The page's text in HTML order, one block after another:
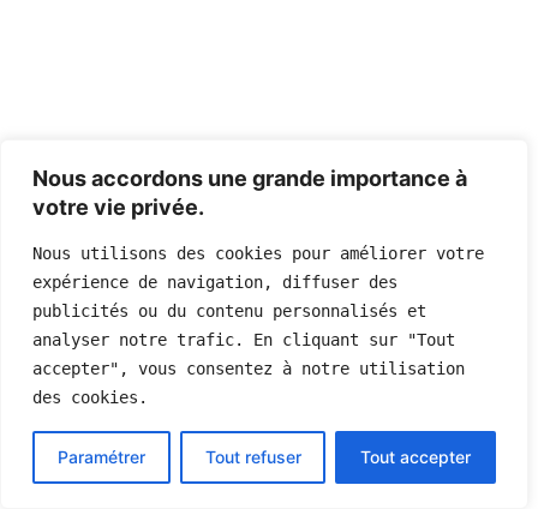
Nous accordons une grande importance à
votre vie privée.
Nous utilisons des cookies pour améliorer votre
expérience de navigation, diffuser des
publicités ou du contenu personnalisés et
analyser notre trafic. En cliquant sur "Tout
accepter", vous consentez à notre utilisation
des cookies.
Paramétrer Tout refuser Tout accepter